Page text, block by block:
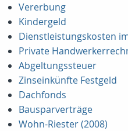
Vererbung
Kindergeld
Dienstleistungskosten
Private
Abgeltungssteuer
Zinseinkünfte Festgeld
Dachfonds
Bausparverträge
Wohn-Riester (2008)